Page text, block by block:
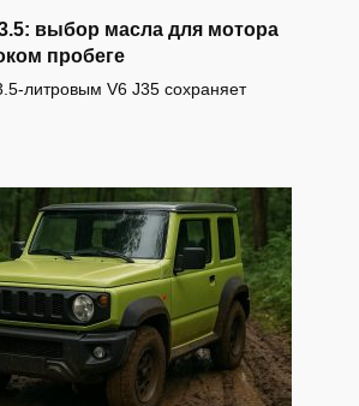
выбор масла для мотора
пробеге
литровым V6 J35 сохраняет